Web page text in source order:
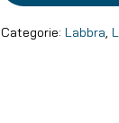
Categorie: Labbra,